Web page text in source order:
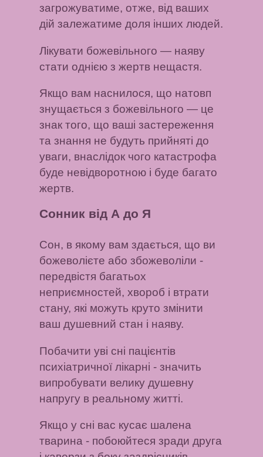
загрожуватиме, отже, від ваших
дій залежатиме доля інших людей.
Лікувати божевільного — наяву
стати однією з жертв нещастя.
Якщо вам наснилося, що натовп
знущається з божевільного — це
знак того, що ваші застереження
та знання не будуть прийняті до
уваги, внаслідок чого катастрофа
буде невідворотною і буде багато
жертв.
Сонник від А до Я
Сон, в якому вам здається, що ви
божеволієте або збожеволіли -
передвістя багатьох
неприємностей, хвороб і втрати
стану, які можуть круто змінити
ваш душевний стан і наяву.
Побачити уві сні пацієнтів
психіатричної лікарні - значить
випробувати велику душевну
напругу в реальному житті.
Якщо у сні вас кусає шалена
тварина - побоюйтеся зради друга